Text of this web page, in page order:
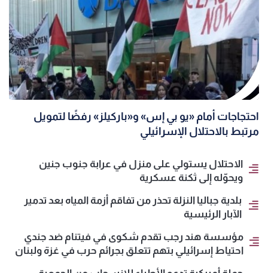
احتجاجات أمام «يو بي إس» و«باركيلز» رفضًا لتمويل
مرتبط بالاحتلال الإسرائيلي
الاحتلال يستولي على منزل في عرابة جنوب جنين
ويحوّله إلى ثكنة عسكرية
بلدية جباليا النزلة تحذر من تفاقم أزمة المياه بعد تدمير
الآبار الرئيسية
مؤسسة هند رجب تقدم شكوى في فيتنام ضد جندي
احتياط إسرائيلي بتهم تتعلق بجرائم حرب في غزة ولبنان